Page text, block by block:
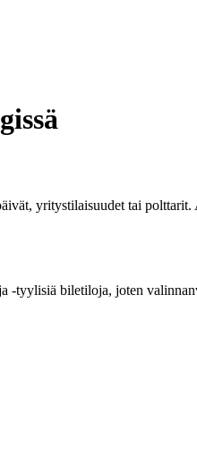
yritystilaisuudet tai
-tyylisiä biletiloja, joten